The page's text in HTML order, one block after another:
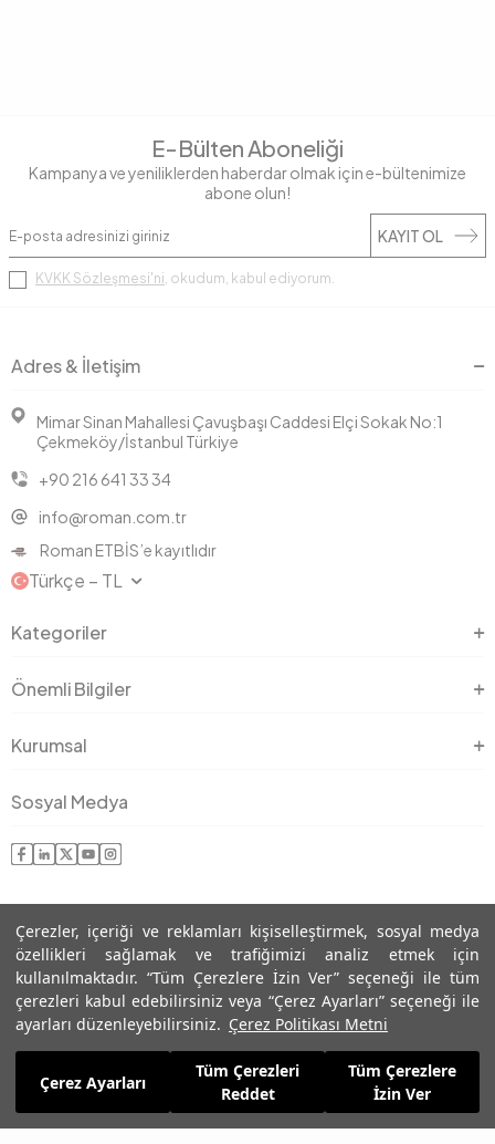
Çerezler, içeriği ve reklamları kişiselleştirmek, sosyal medya
özellikleri sağlamak ve trafiğimizi analiz etmek için
kullanılmaktadır. “Tüm Çerezlere İzin Ver” seçeneği ile tüm
çerezleri kabul edebilirsiniz veya “Çerez Ayarları” seçeneği ile
ayarları düzenleyebilirsiniz. Çerez Politikası Metni
Çerez Ayarları
Tüm Çerezleri
Reddet
Tüm Çerezlere
İzin Ver
E-Bülten Aboneliği
Kampanya ve yeniliklerden haberdar olmak için e-bültenimize
abone olun!
KAYIT OL
KVKK Sözleşmesi'ni, okudum, kabul ediyorum.
Adres & İletişim
Mimar Sinan Mahallesi Çavuşbaşı Caddesi Elçi Sokak No:1
Çekmeköy/İstanbul Türkiye
+90 216 641 33 34
info@roman.com.tr
Roman ETBİS’e kayıtlıdır
Türkçe − TL
Kategoriler
Önemli Bilgiler
Kurumsal
Sosyal Medya
© 2025 Roman® Tüm Hakları Saklıdır, İzinsiz kullanılamaz